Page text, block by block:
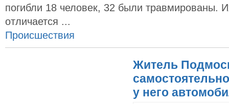
погибли 18 человек, 32 были травмированы.
отличается ...
Происшествия
Житель
у него